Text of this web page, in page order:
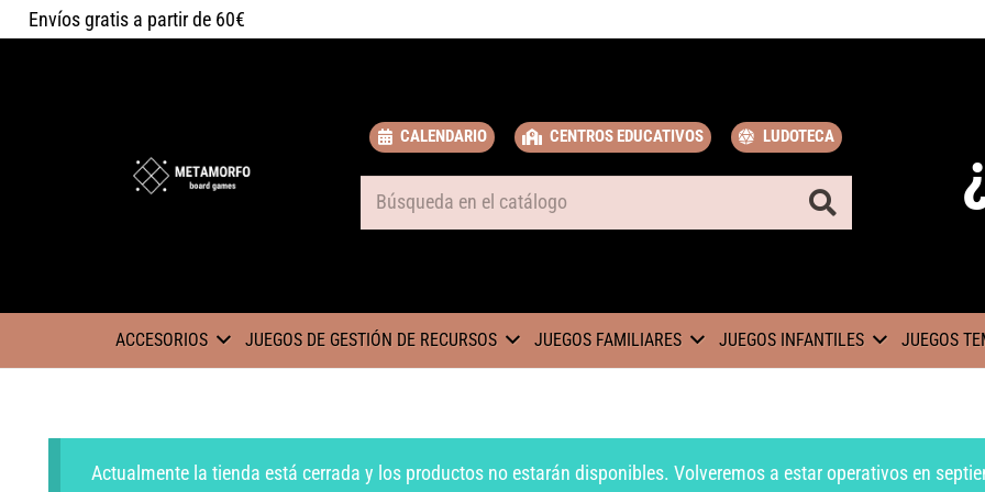
Envíos gratis a partir de 60€
CALENDARIO CENTROS EDUCATIVOS LUDOTECA
ACCESORIOS JUEGOS DE GESTIÓN DE RECURSOS JUEGOS FAMILIARES JUEGOS INFANTILES JUEGOS
Actualmente la tienda está cerrada y los productos no estarán disponibles. Volveremos a estar operativos en